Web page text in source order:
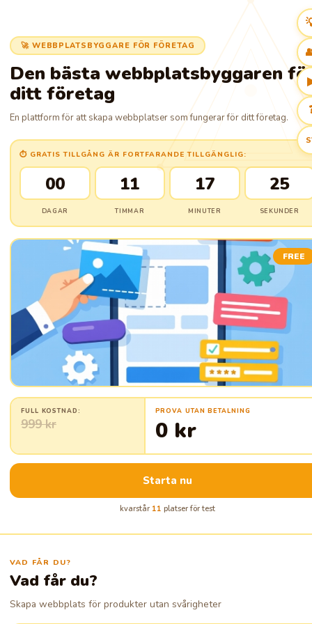
🚀 WEBBPLATSBYGGARE FÖR FÖRETAG
Den bästa webbplatsbyggaren
ditt företag
En plattform för att skapa webbplatser som fungerar för ditt företag.
⏱ GRATIS TILLGÅNG ÄR FORTFARANDE TILLGÄNGLIG:
00
DAGAR
11
TIMMAR
17
MINUTER
24
SEKUNDER
FREE
FULL KOSTNAD:
999 kr
PROVA UTAN BETALNING
0 kr
Starta nu
kvarstår 11 platser för test
VAD FÅR DU?
Vad får du?
Skapa webbplats för produkter utan svårigheter